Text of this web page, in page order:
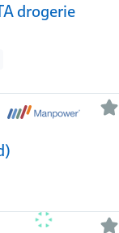
drogerie